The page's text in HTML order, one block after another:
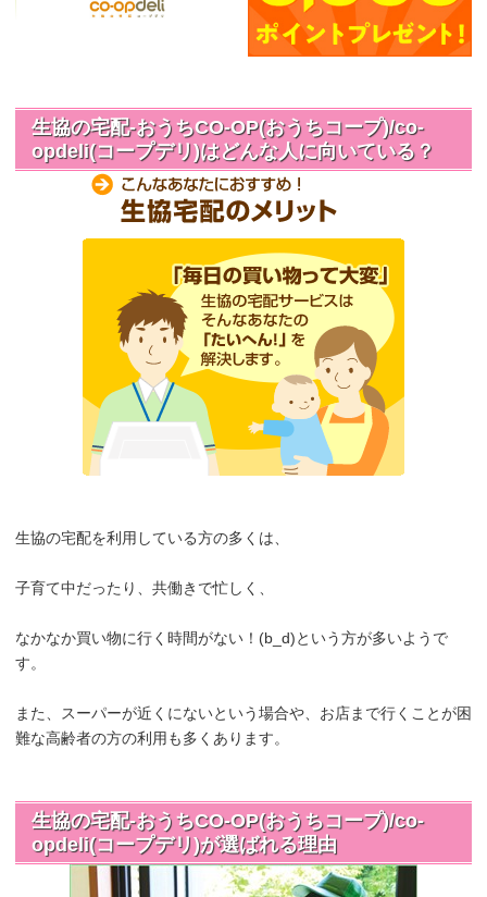
生協の宅配-おうちCO-OP(おうちコープ)/co-
opdeli(コープデリ)はどんな人に向いている？
生協の宅配を利用している方の多くは、
子育て中だったり、共働きで忙しく、
なかなか買い物に行く時間がない！(b_d)という方が多いようで
す。
また、スーパーが近くにないという場合や、お店まで行くことが困
難な高齢者の方の利用も多くあります。
生協の宅配-おうちCO-OP(おうちコープ)/co-
opdeli(コープデリ)が選ばれる理由